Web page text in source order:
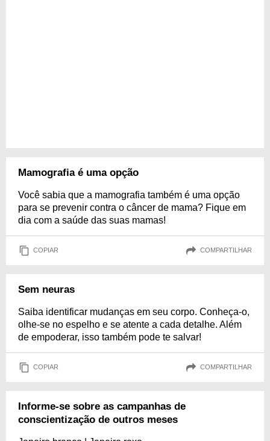
Mamografia é uma opção
Você sabia que a mamografia também é uma opção
para se prevenir contra o câncer de mama? Fique em
dia com a saúde das suas mamas!
COPIAR COMPARTILHAR
Sem neuras
Saiba identificar mudanças em seu corpo. Conheça-o,
olhe-se no espelho e se atente a cada detalhe. Além
de empoderar, isso também pode te salvar!
COPIAR COMPARTILHAR
Informe-se sobre as campanhas de
conscientização de outros meses